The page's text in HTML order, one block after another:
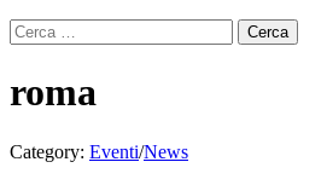
Ricerca
per:
roma
Category: Eventi/News